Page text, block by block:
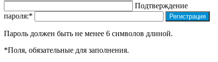
Подтверждение
пароля:*
Пароль должен быть не менее 6 символов длиной.
*Поля, обязательные для заполнения.